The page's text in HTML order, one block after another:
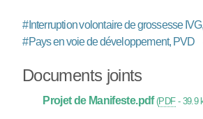
#Interruption volontaire de grossesse
#Pays en voie de développement, PVD
Documents joints
Projet de Manifeste.pdf (PDF- 39.9